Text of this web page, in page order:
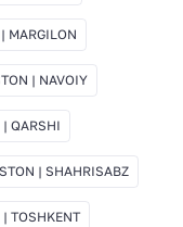
MARGILON
| NAVOIY
| QARSHI
| SHAHRISABZ
| TOSHKENT